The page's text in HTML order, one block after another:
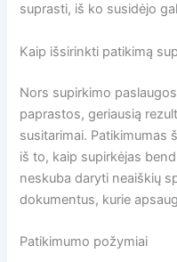
suprasti, iš ko susidėjo
Kaip išsirinkti patikimą
Nors supirkimo
paprastos, geriausią
susitarimai. Patikimumas
iš to, kaip supirkėjas
neskuba daryti neaiškių
dokumentus, kurie
Patikimumo požymiai